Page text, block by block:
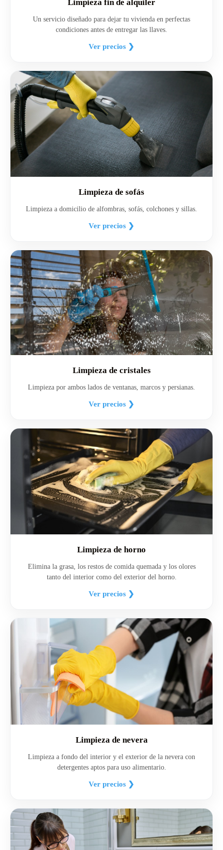
Limpieza fin de alquiler
Un servicio diseñado para dejar tu vivienda en perfectas
condiciones antes de entregar las llaves.
Ver precios ❯
Limpieza de sofás
Limpieza a domicilio de alfombras, sofás, colchones y sillas.
Ver precios ❯
Limpieza de cristales
Limpieza por ambos lados de ventanas, marcos y persianas.
Ver precios ❯
Limpieza de horno
Elimina la grasa, los restos de comida quemada y los olores
tanto del interior como del exterior del horno.
Ver precios ❯
Limpieza de nevera
Limpieza a fondo del interior y el exterior de la nevera con
detergentes aptos para uso alimentario.
Ver precios ❯